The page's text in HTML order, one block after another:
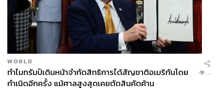
WORLD
ทำไมทรัมป์เดินหน้าจำกัดสิทธิการได้สัญชาติอเมริกันโดย
กำเนิดอีกครั้ง แม้ศาลสูงสุดเคยตัดสินคัดค้าน
...